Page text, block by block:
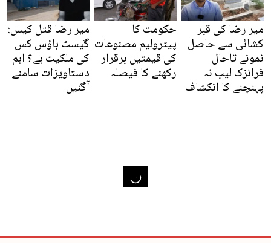
میر رضا کی قبر
کشائی سے حاصل
نمونے تاحال
فرانزک لیب نہ
پہنچنے کا انکشاف
حکومت کا
پیٹرولیم مصنوعات
کی قیمتیں برقرار
رکھنے کا فیصلہ
میر رضا قتل کیس:
گیسٹ ہاؤس کس
کی ملکیت ہے؟ اہم
دستاویزات سامنے
آگئیں